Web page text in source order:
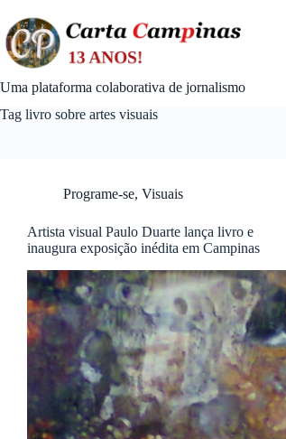
content
Uma plataforma colaborativa de jornalismo
Tag livro sobre artes visuais
Programe-se, Visuais
Artista visual Paulo Duarte lança livro e
inaugura exposição inédita em Campinas